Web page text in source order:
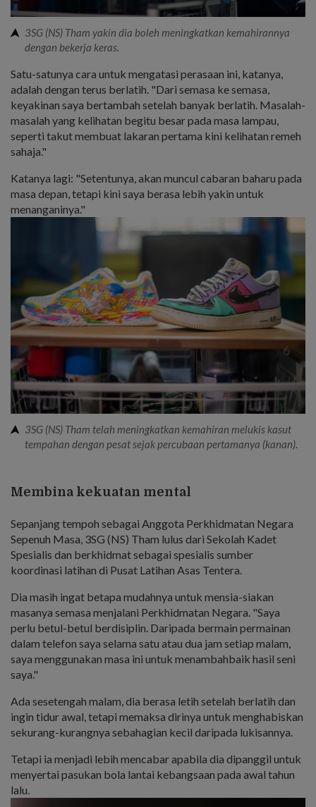
3SG (NS) Tham yakin dia boleh meningkatkan kemahirannya
dengan bekerja keras.
Satu-satunya cara untuk mengatasi perasaan ini, katanya,
adalah dengan terus berlatih. "Dari semasa ke semasa,
keyakinan saya bertambah setelah banyak berlatih. Masalah-
masalah yang kelihatan begitu besar pada masa lampau,
seperti takut membuat lakaran pertama kini kelihatan remeh
sahaja."
Katanya lagi: "Setentunya, akan muncul cabaran baharu pada
masa depan, tetapi kini saya berasa lebih yakin untuk
menanganinya."
3SG (NS) Tham telah meningkatkan kemahiran melukis kasut
tempahan dengan pesat sejak percubaan pertamanya (kanan).
Membina kekuatan mental
Sepanjang tempoh sebagai Anggota Perkhidmatan Negara
Sepenuh Masa, 3SG (NS) Tham lulus dari Sekolah Kadet
Spesialis dan berkhidmat sebagai spesialis sumber
koordinasi latihan di Pusat Latihan Asas Tentera.
Dia masih ingat betapa mudahnya untuk mensia-siakan
masanya semasa menjalani Perkhidmatan Negara. "Saya
perlu betul-betul berdisiplin. Daripada bermain permainan
dalam telefon saya selama satu atau dua jam setiap malam,
saya menggunakan masa ini untuk menambahbaik hasil seni
saya."
Ada sesetengah malam, dia berasa letih setelah berlatih dan
ingin tidur awal, tetapi memaksa dirinya untuk menghabiskan
sekurang-kurangnya sebahagian kecil daripada lukisannya.
Tetapi ia menjadi lebih mencabar apabila dia dipanggil untuk
menyertai pasukan bola lantai kebangsaan pada awal tahun
lalu.